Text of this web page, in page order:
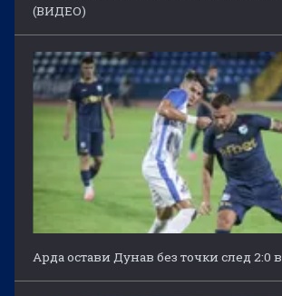
(ВИДЕО)
Арда остави Дунав без точки след 2:0